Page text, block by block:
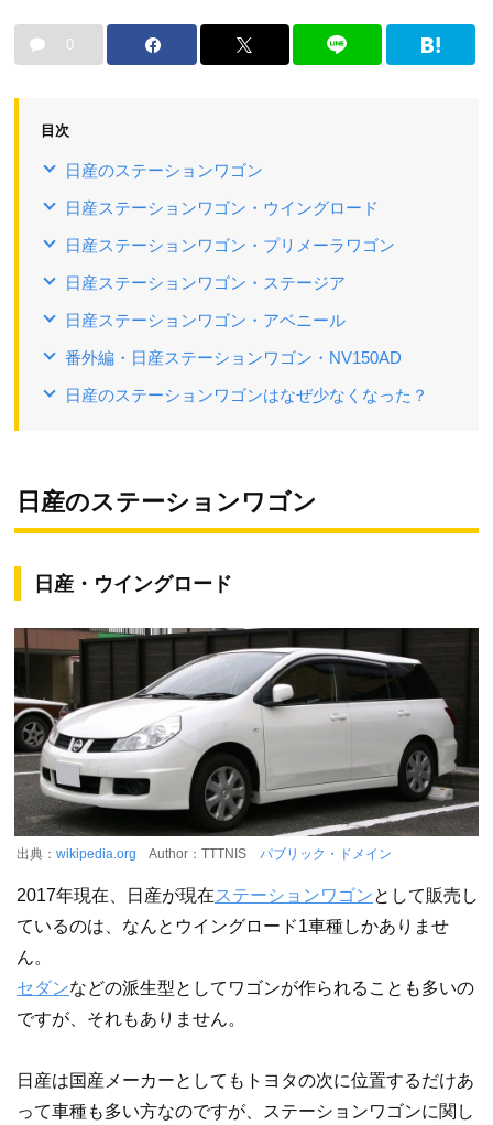
0
目次
日産のステーションワゴン
日産ステーションワゴン・ウイングロード
日産ステーションワゴン・プリメーラワゴン
日産ステーションワゴン・ステージア
日産ステーションワゴン・アベニール
番外編・日産ステーションワゴン・NV150AD
日産のステーションワゴンはなぜ少なくなった？
日産のステーションワゴン
日産・ウイングロード
出典： wikipedia.org Author：TTTNIS パブリック・ドメイン
2017年現在、日産が現在ステーションワゴンとして販売し
ているのは、なんとウイングロード1車種しかありませ
ん。
セダンなどの派生型としてワゴンが作られることも多いの
ですが、それもありません。
日産は国産メーカーとしてもトヨタの次に位置するだけあ
って車種も多い方なのですが、ステーションワゴンに関し